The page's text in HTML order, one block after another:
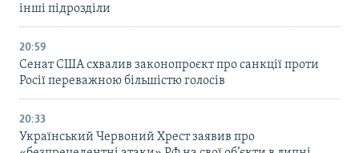
інші підрозділи
20:59
Cенат США схвалив законопроєкт про санкції проти
Росії переважною більшістю голосів
20:33
Український Червоний Хрест заявив про